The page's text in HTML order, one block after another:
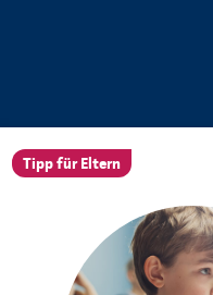
Tipp für Eltern